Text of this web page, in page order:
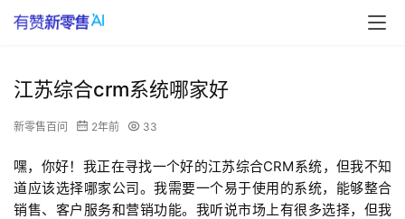
江苏综合crm系统哪家好
新零售百问 2年前 33
嘿，你好！我正在寻找一个好的江苏综合CRM系统，但我不知
道应该选择哪家公司。我需要一个易于使用的系统，能够整合
销售、客户服务和营销功能。我听说市场上有很多选择，但我